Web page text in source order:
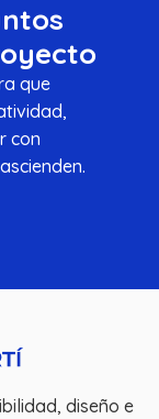
que
con
diseño e